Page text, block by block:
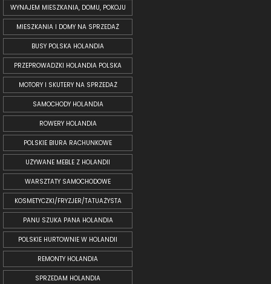
WYNAJEM MIESZKANIA, DOMU, POKOJU
MIESZKANIA I DOMY NA SPRZEDAŻ
BUSY POLSKA HOLANDIA
PRZEPROWADZKI HOLANDIA POLSKA
MOTORY I SKUTERY NA SPRZEDAŻ
SAMOCHODY HOLANDIA
ROWERY HOLANDIA
POLSKIE BIURA RACHUNKOWE
UŻYWANE MEBLE Z HOLANDII
WARSZTATY SAMOCHODOWE
KOSMETYCZKI/FRYZJER/TATUAŻYSTA
PANU SZUKA PANA HOLANDIA
POLSKIE HURTOWNIE W HOLANDII
REMONTY HOLANDIA
SPRZEDAM HOLANDIA